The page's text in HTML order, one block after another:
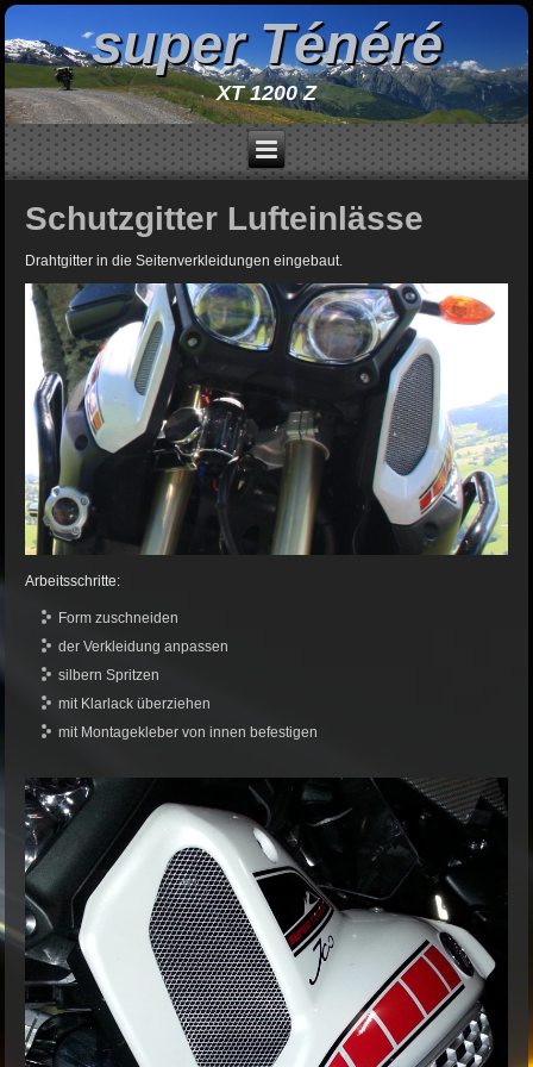
super Ténéré
XT 1200 Z
Schutzgitter Lufteinlässe
Drahtgitter in die Seitenverkleidungen eingebaut.
Arbeitsschritte:
Form zuschneiden
der Verkleidung anpassen
silbern Spritzen
mit Klarlack überziehen
mit Montagekleber von innen befestigen